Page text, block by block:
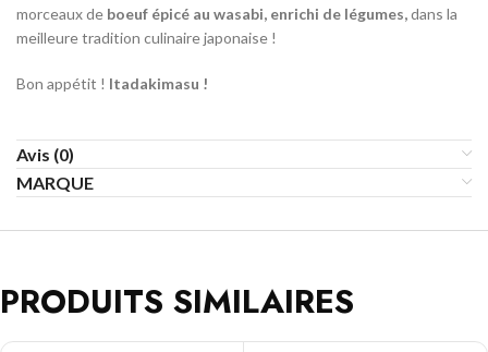
morceaux de boeuf épicé au wasabi, enrichi de légumes,dans la
meilleure tradition culinaire japonaise !
Bon appétit ! Itadakimasu !
Avis (0)
MARQUE
PRODUITS SIMILAIRES